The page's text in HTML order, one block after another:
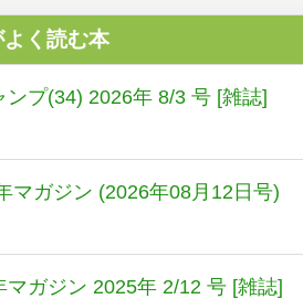
く読む本
ンプ(34) 2026年 8/3 号 [雑誌]
マガジン (2026年08月12日号)
マガジン 2025年 2/12 号 [雑誌]